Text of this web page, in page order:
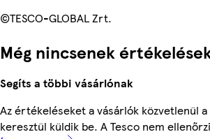
©TESCO-GLOBAL Zrt.
Még nincsenek
Segíts a többi vásárlónak
Az értékeléseket a vásárlók közvetlenül
keresztül küldik be. A Tesco nem